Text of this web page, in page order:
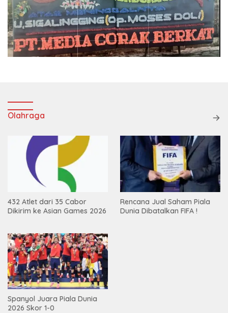
Olahraga
432 Atlet dari 35 Cabor
Dikirim ke Asian Games 2026
Rencana Jual Saham Piala
Dunia Dibatalkan FIFA !
Spanyol Juara Piala Dunia
2026 Skor 1-0